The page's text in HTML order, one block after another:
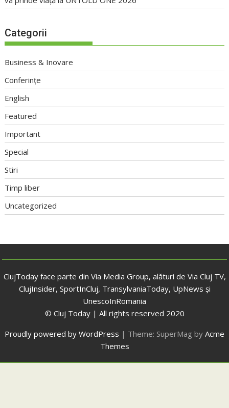
Categorii
Business & Inovare
Conferințe
English
Featured
Important
Special
Stiri
Timp liber
Uncategorized
ClujToday face parte din Via Media Group, alături de Via Cluj TV,
ClujInsider, SportInCluj, TransylvaniaToday, UpNews și
UnescoInRomania
© Cluj Today | All rights reserved 2020
Proudly powered by WordPress | Theme: SuperMag by Acme
Themes